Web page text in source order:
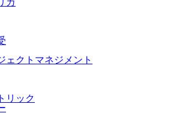
カ
ェクトマネジメント
リック